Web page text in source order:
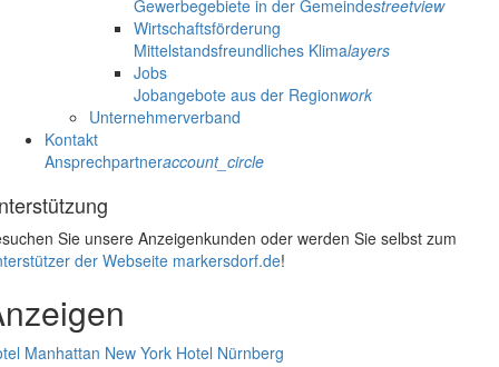
Gewerbegebiete in der Gemeindestreetview
Wirtschaftsförderung
Mittelstandsfreundliches Klimalayers
Jobs
Jobangebote aus der Regionwork
Unternehmerverband
Kontakt
Ansprechpartneraccount_circle
Sie unsere Anzeigenkunden oder werden Sie selbst zum
der Webseite markersdorf.de!
Manhattan New York Hotel Nürnberg